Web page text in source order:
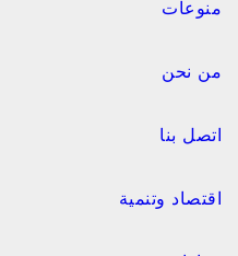
منوعات
من نحن
اتصل بنا
اقتصاد وتنمية